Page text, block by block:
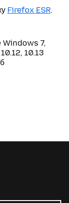
Firefox ESR.
Windows 7,
10.13